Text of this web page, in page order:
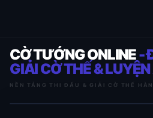
CỜ TƯỚNG ONLINE-
GIẢI CỜ THẾ &
NỀN TẢNG THI ĐẤU & GIẢI CỜ THẾ